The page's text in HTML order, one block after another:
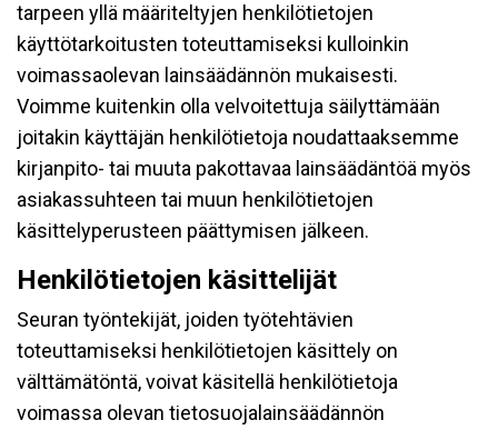
tarpeen yllä määriteltyjen henkilötietojen
käyttötarkoitusten toteuttamiseksi kulloinkin
voimassaolevan lainsäädännön mukaisesti.
Voimme kuitenkin olla velvoitettuja säilyttämään
joitakin käyttäjän henkilötietoja noudattaaksemme
kirjanpito- tai muuta pakottavaa lainsäädäntöä myös
asiakassuhteen tai muun henkilötietojen
käsittelyperusteen päättymisen jälkeen.
Henkilötietojen käsittelijät
Seuran työntekijät, joiden työtehtävien
toteuttamiseksi henkilötietojen käsittely on
välttämätöntä, voivat käsitellä henkilötietoja
voimassa olevan tietosuojalainsäädännön